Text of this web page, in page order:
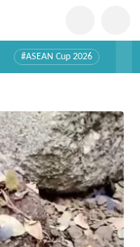
#ASEAN Cup 2026